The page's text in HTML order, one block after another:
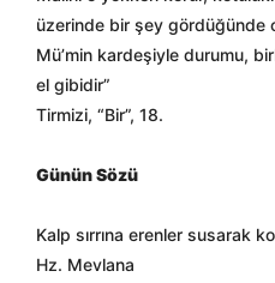
üzerinde bir şey gördüğünde
Mü’min kardeşiyle durumu,
el gibidir”
Tirmizi, “Bir”, 18.
Günün Sözü
Kalp sırrına erenler susarak
Hz. Mevlana